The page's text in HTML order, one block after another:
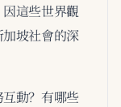
這些世界觀
坡社會的深
動？有哪些